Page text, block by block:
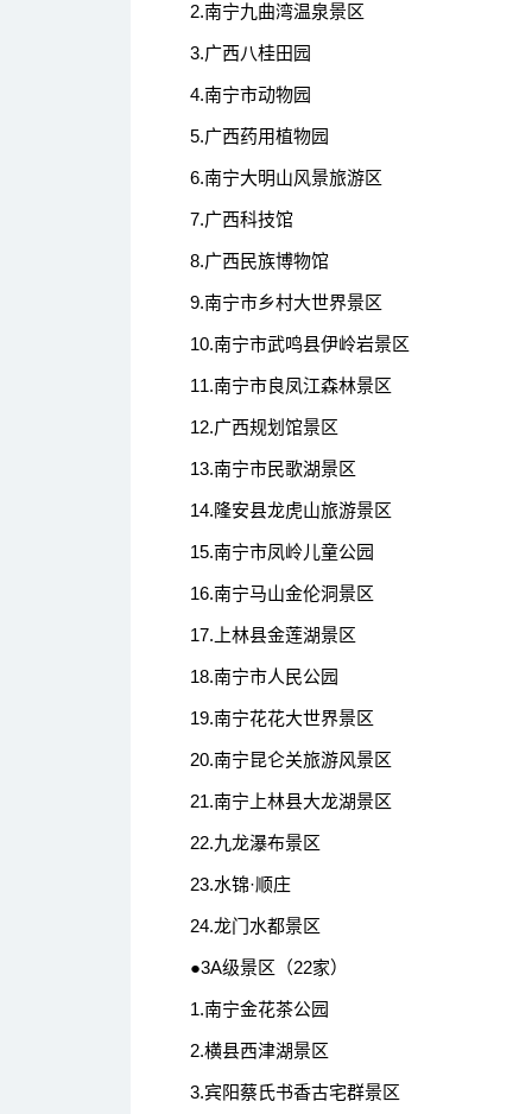
2.南宁九曲湾温泉景区
3.广西八桂田园
4.南宁市动物园
5.广西药用植物园
6.南宁大明山风景旅游区
7.广西科技馆
8.广西民族博物馆
9.南宁市乡村大世界景区
10.南宁市武鸣县伊岭岩景区
11.南宁市良凤江森林景区
12.广西规划馆景区
13.南宁市民歌湖景区
14.隆安县龙虎山旅游景区
15.南宁市凤岭儿童公园
16.南宁马山金伦洞景区
17.上林县金莲湖景区
18.南宁市人民公园
19.南宁花花大世界景区
20.南宁昆仑关旅游风景区
21.南宁上林县大龙湖景区
22.九龙瀑布景区
23.水锦·顺庄
24.龙门水都景区
●3A级景区（22家）
1.南宁金花茶公园
2.横县西津湖景区
3.宾阳蔡氏书香古宅群景区